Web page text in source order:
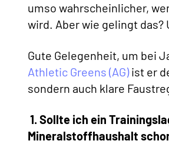
umso wahrscheinlicher,
wird. Aber wie gelingt
Gute Gelegenheit, um bei
Athletic Greens (AG)ist er
sondern auch klare
1.Sollte ich ein
Mineralstoffhaushalt